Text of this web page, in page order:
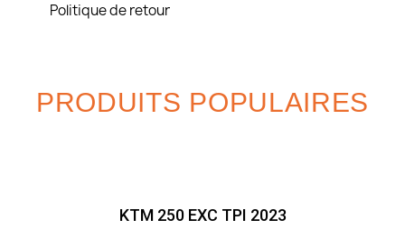
Politique de retour
PRODUITS POPULAIRES
KTM 250 EXC TPI 2023